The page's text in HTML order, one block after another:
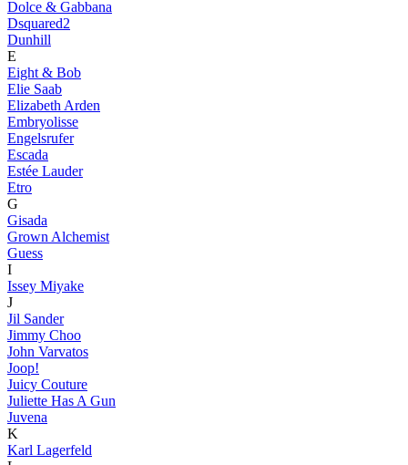
Dolce & Gabbana
Dsquared2
Dunhill
E
Eight & Bob
Elie Saab
Elizabeth Arden
Embryolisse
Engelsrufer
Escada
Estée Lauder
Etro
G
Gisada
Grown Alchemist
Guess
I
Issey Miyake
J
Jil Sander
Jimmy Choo
John Varvatos
Joop!
Juicy Couture
Juliette Has A Gun
Juvena
K
Karl Lagerfeld